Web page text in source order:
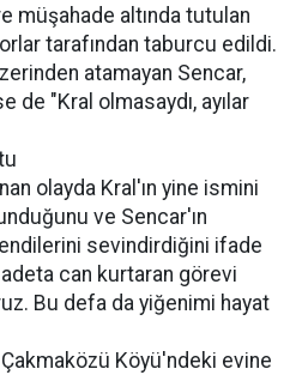
müşahade altında tutulan
tarafından taburcu edildi.
atamayan Sencar,
de "Kral olmasaydı, ayılar
olayda Kral'ın yine ismini
ve Sencar'ın
sevindirdiğini ifade
can kurtaran görevi
Bu defa da yiğenimi hayat
Köyü'ndeki evine